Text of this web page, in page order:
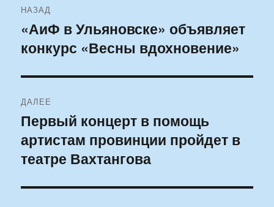
по
записям
НАЗАД
Предыдущая
запись:
«АиФ в Ульяновске» объявляет
конкурс «Весны вдохновение»
ДАЛЕЕ
Следующая
запись:
Первый концерт в помощь
артистам провинции пройдет в
театре Вахтангова